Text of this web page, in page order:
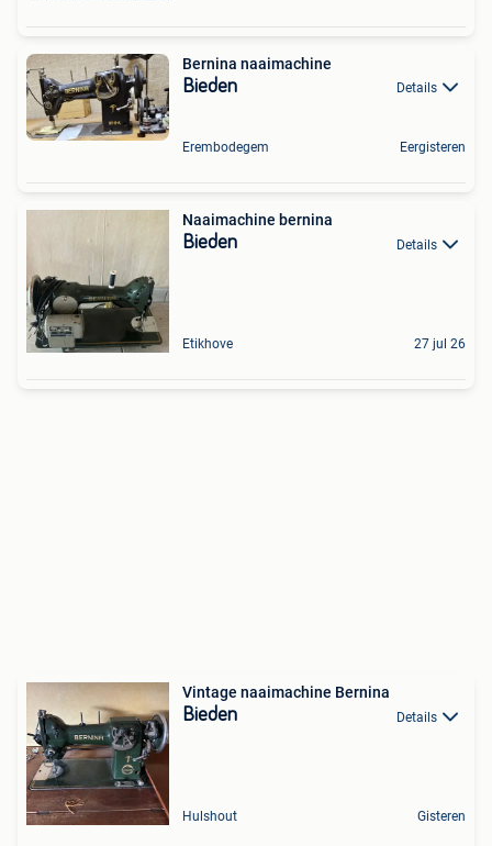
Bernina naaimachine
Bieden Details
Erembodegem Eergisteren
Naaimachine bernina
Bieden Details
Etikhove 27 jul 26
Vintage naaimachine Bernina
Bieden Details
Hulshout Gisteren